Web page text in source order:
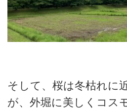
そして、桜は冬枯れに
が、外堀に美しくコス